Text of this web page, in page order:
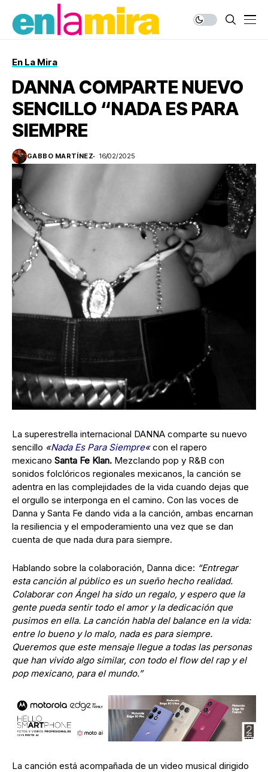
En La Mira
DANNA COMPARTE NUEVO
SENCILLO “NADA ES PARA
SIEMPRE
GABBO MARTÍNEZ 16/02/2025
La superestrella internacional DANNA comparte su nuevo
sencillo «Nada Es Para Siempre«con el rapero
mexicano Santa Fe Klan. Mezclando pop y R&B con
sonidos folclóricos regionales mexicanos, la canción se
adentra en las complejidades de la vida cuando dejas que
el orgullo se interponga en el camino. Con las voces de
Danna y Santa Fe dando vida a la canción, ambas encarnan
la resiliencia y el empoderamiento una vez que se dan
cuenta de que nada dura para siempre.
Hablando sobre la colaboración, Danna dice: “Entregar
esta canción al público es un sueño hecho realidad.
Colaborar con Ángel ha sido un regalo, y espero que la
gente pueda sentir todo el amor y la dedicación que
pusimos en ella. La canción habla del balance en la vida:
entre lo bueno y lo malo, nada es para siempre.
Queremos que este mensaje llegue a todas las personas
que han vivido algo similar, con todo el flow del rap y el
pop mexicano, para el mundo.”
La canción está acompañada de un video musical dirigido